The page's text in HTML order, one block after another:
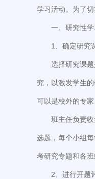
学习活动。为了
一、研究性
1、确定研究
选择研究课
究，以激发学生
可以是校外的专家
班主任负责
选题，每个小组
考研究专题和各
2、进行开题